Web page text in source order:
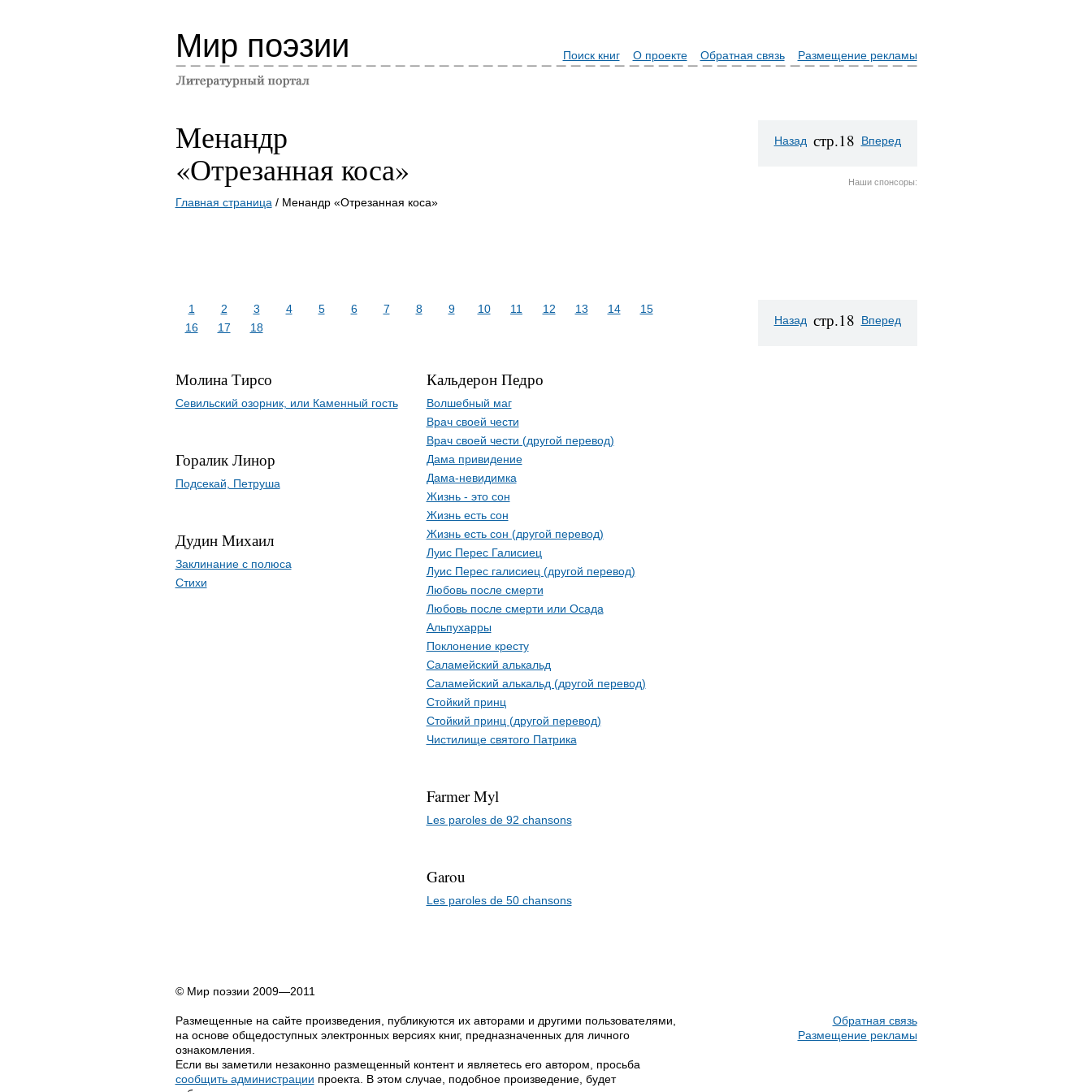
Мир поэзии Поиск книг О проекте Обратная связь Размещение рекламы
Менандр
«Отрезанная коса»
Главная страница / Менандр «Отрезанная коса»
Назад стр.18 Вперед
Наши спонсоры:
1 2 3 4 5 6 7 8 9 10 11 12 13 14
15
16
17 18
Молина Тирсо
Севильский озорник, или Каменный гость
Горалик Линор
Подсекай, Петруша
Дудин Михаил
Заклинание с полюса
Стихи
Кальдерон Педро
Волшебный маг
Врач своей чести
Врач своей чести (другой перевод)
Дама привидение
Дама-невидимка
Жизнь - это сон
Жизнь есть сон
Жизнь есть сон (другой перевод)
Луис Перес Галисиец
Луис Перес галисиец (другой перевод)
Любовь после смерти
Любовь после смерти или Осада
Альпухарры
Поклонение кресту
Саламейский алькальд
Саламейский алькальд (другой перевод)
Стойкий принц
Стойкий принц (другой перевод)
Чистилище святого Патрика
Farmer Myl
Les paroles de 92 chansons
Garou
Les paroles de 50 chansons
Назад стр.18 Вперед
© Мир поэзии 2009—2011
Размещенные на сайте произведения, публикуются их авторами и другими пользователями,
на основе общедоступных электронных версиях книг, предназначенных для личного
ознакомления.
Если вы заметили незаконно размещенный контент и являетесь его автором, просьба
сообщить администрации проекта. В этом случае, подобное произведение, будет
Обратная связь
Размещение рекламы